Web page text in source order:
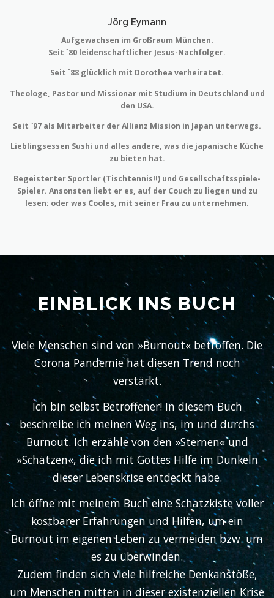
Jörg Eymann
Aufgewachsen im Großraum München.
Seit `80 leidenschaftlicher Jesus-Nachfolger.
Seit `88 glücklich mit Dorothea verheiratet.
Theologe, Pastor und Missionar mit Studium in Deutschland und
den USA.
Seit `97 als Mitarbeiter der Allianz Mission in Japan unterwegs.
Lieblingsessen Sushi und alles andere, was die japanische Küche
zu bieten hat.
Begeisterter Sportler (Tischtennis!!) und Gesellschaftsspiele-
Spieler. Ansonsten liebt er es, auf der Couch zu liegen und zu
lesen; oder was Cooles, mit seiner Frau zu unternehmen.
EINBLICK INS BUCH
Viele Menschen sind von »Burnout« betroffen. Die
Corona Pandemie hat diesen Trend noch
verstärkt.
Ich bin selbst Betroffener! In diesem Buch
beschreibe ich meinen Weg ins, im und durchs
Burnout. Ich erzähle von den »Sternen« und
»Schätzen«, die ich mit Gottes Hilfe im Dunkeln
dieser Lebenskrise entdeckt habe.
Ich öffne mit meinem Buch eine Schatzkiste voller
kostbarer Erfahrungen und Hilfen, um ein
Burnout im eigenen Leben zu vermeiden bzw. um
es zu überwinden.
Zudem finden sich viele hilfreiche Denkanstöße,
um Menschen mitten in dieser existenziellen Krise